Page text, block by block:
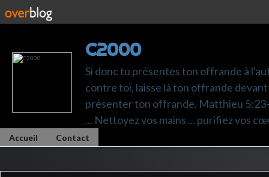
C2000
Si donc tu présentes ton offrande à
contre toi, laisse là ton offrande
présenter ton offrande. Matthieu 5:23-
... Nettoyez vos mains ... purifiez vos
Accueil Contact